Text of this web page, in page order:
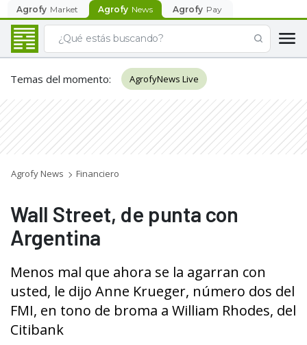
Agrofy Market Agrofy News Agrofy Pay
Temas del momento: AgrofyNews Live
Agrofy News Financiero
Wall Street, de punta con
Argentina
Menos mal que ahora se la agarran con
usted, le dijo Anne Krueger, número dos del
FMI, en tono de broma a William Rhodes, del
Citibank